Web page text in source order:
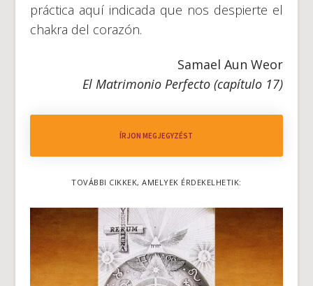
práctica aquí indicada que nos despierte el
chakra del corazón.
Samael Aun Weor
El Matrimonio Perfecto (capítulo 17)
ÍRJON MEGJEGYZÉST
TOVÁBBI CIKKEK, AMELYEK ÉRDEKELHETIK: